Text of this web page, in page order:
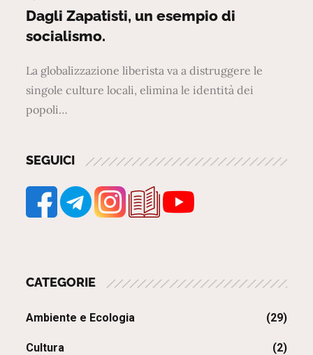
on
Dagli Zapatisti, un esempio di
socialismo.
La globalizzazione liberista va a distruggere le
singole culture locali, elimina le identità dei
popoli…
SEGUICI
CATEGORIE
Ambiente e Ecologia (29)
Cultura (2)